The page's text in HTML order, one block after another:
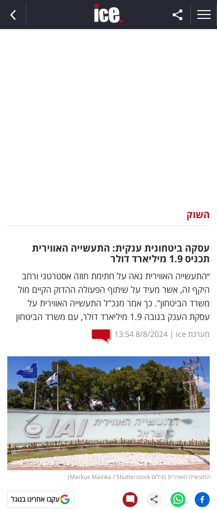
וצרכנות
דיגיטל
וטק
שיווק
ופרסום
משפט
מדדים
ומחקרים
דעות
רכילות
עסקית
קריפטו
ויראלי
טלוויזיה
השוק
עסקה ביטחונית ענקית: התעשייה האווירית
תכניס 1.9 מיליארד דולר
״התעשייה האווירית גאה על חתימת חוזה אסטרטגי ורחב
היקף זה, אשר מעיד על שיתוף הפעולה ההדוק הקיים מול
משרד הביטחון". כך אמר מנכ"ל התעשייה האווירית על
עסקת הענק בגובה 1.9 מיליארד דולר, עם משרד הביטחון
מערכת ice |
8/8/2024
13:54
התעשייה האווירית (צילום Markus Mainka / Shutterstock)
עקבו אחרינו בגוגל